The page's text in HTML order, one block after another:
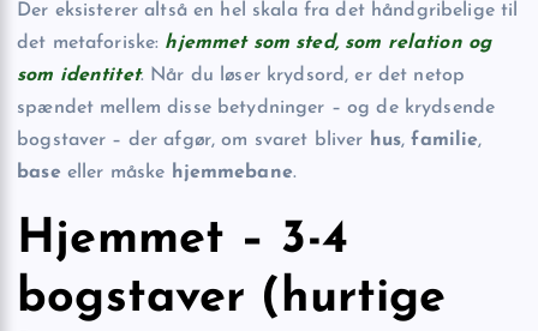
Der eksisterer altså en hel skala fra det håndgribelige til
det metaforiske: hjemmet som sted, som relation og
som identitet. Når du løser krydsord, er det netop
spændet mellem disse betydninger – og de krydsende
bogstaver – der afgør, om svaret bliver hus,familie,
baseeller måske hjemmebane.
Hjemmet – 3-4
bogstaver (hurtige